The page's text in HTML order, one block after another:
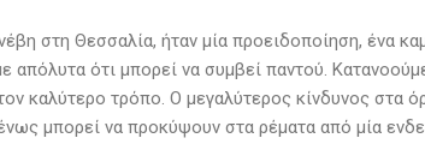
στη Θεσσαλία, ήταν μία προειδοποίηση, ένα
απόλυτα ότι μπορεί να συμβεί παντού.
καλύτερο τρόπο. Ο μεγαλύτερος κίνδυνος στα
μπορεί να προκύψουν στα ρέματα από μία